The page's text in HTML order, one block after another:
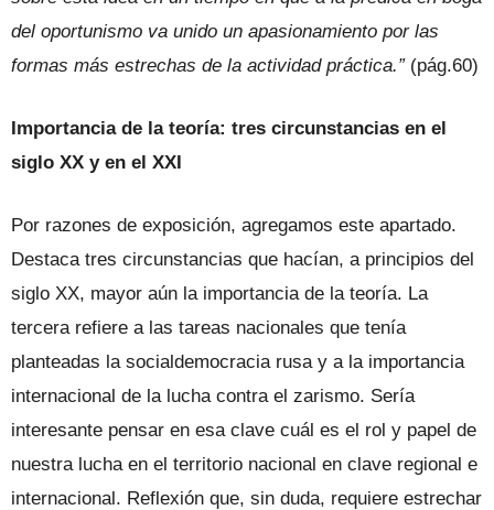
del oportunismo va unido un apasionamiento por las
formas más estrechas de la actividad práctica.”(pág.60)
Importancia de la teoría: tres circunstancias en el
siglo XX y en el XXI
Por razones de exposición, agregamos este apartado.
Destaca tres circunstancias que hacían, a principios del
siglo XX, mayor aún la importancia de la teoría. La
tercera refiere a las tareas nacionales que tenía
planteadas la socialdemocracia rusa y a la importancia
internacional de la lucha contra el zarismo. Sería
interesante pensar en esa clave cuál es el rol y papel de
nuestra lucha en el territorio nacional en clave regional e
internacional. Reflexión que, sin duda, requiere estrechar